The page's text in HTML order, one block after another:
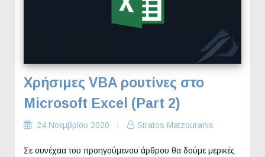
Χρήσιμες VBA ρουτίνες στο
Microsoft Excel (Part 2)
24 Νοεμβρίου 2020 Stratos Matzouranis
Σε συνέχεια του προηγούμενου άρθρου θα δούμε μερικές